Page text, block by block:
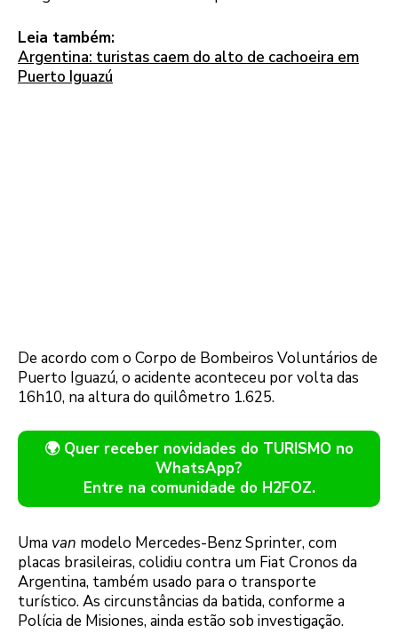
Leia também:
Argentina: turistas caem do alto de cachoeira em
Puerto Iguazú
De acordo com o Corpo de Bombeiros Voluntários de
Puerto Iguazú, o acidente aconteceu por volta das
16h10, na altura do quilômetro 1.625.
🌍 Quer receber novidades do TURISMO no
WhatsApp?
Entre na comunidade do H2FOZ.
Uma van modelo Mercedes-Benz Sprinter, com
placas brasileiras, colidiu contra um Fiat Cronos da
Argentina, também usado para o transporte
turístico. As circunstâncias da batida, conforme a
Polícia de Misiones, ainda estão sob investigação.